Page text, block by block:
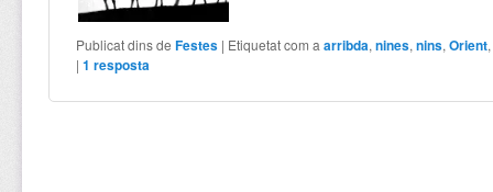
Publicat dins de Festes | Etiquetat com a arribda,nines,nins,Orient
|1 resposta